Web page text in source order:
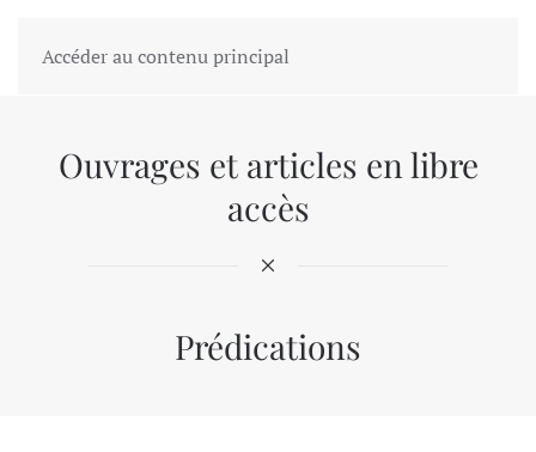
Accéder au contenu principal
Ouvrages et articles en libre
accès
Prédications